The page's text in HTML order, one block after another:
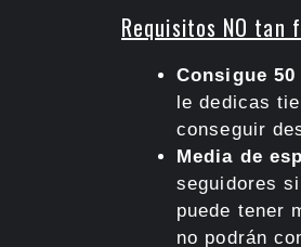
Requisitos NO tan
Consigue
le dedicas
conseguir
Media de
seguidores
puede tener
no podrán